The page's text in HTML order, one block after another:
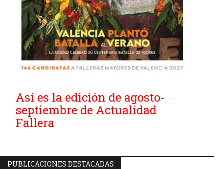
Así es la edición de agosto-
septiembre de Actualidad
Fallera
PUBLICACIONES DESTACADAS